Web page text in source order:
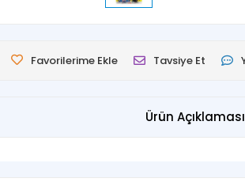
Favorilerime Ekle Tavsiye Et
Ürün Açıklaması